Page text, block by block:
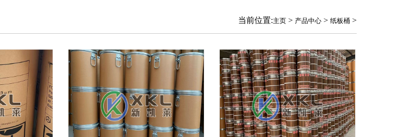
当前位置:主页> 产品中心> 纸板桶>